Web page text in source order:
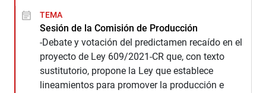
TEMA
Sesión de la Comisión de Producción
-Debate y votación del predictamen recaído en el
proyecto de Ley 609/2021-CR que, con texto
sustitutorio, propone la Ley que establece
lineamientos para promover la producción e